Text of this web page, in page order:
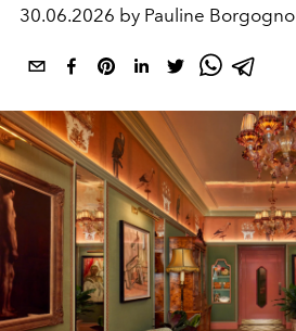
30.06.2026 by Pauline Borgogno